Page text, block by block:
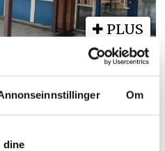
Om
dine
PLUS
for å la